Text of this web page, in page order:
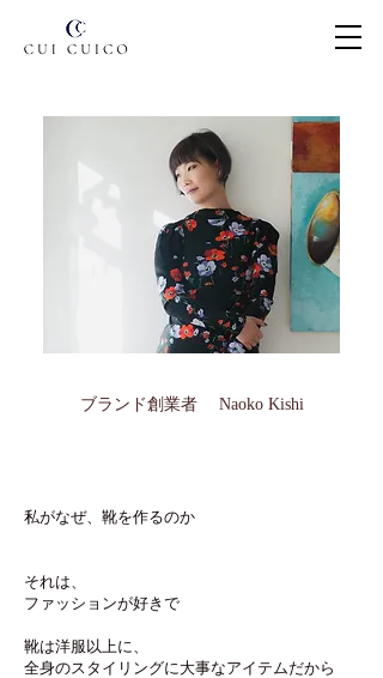
ブランド創業者 Naoko Kishi
私がなぜ、靴を作るのか
それは、
ファッションが好きで
靴は洋服以上に、
全身のスタイリングに大事なアイテムだから